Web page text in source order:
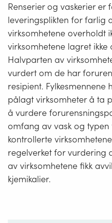
Renserier og vaskerier
leveringsplikten for farlig
virksomhetene overholdt
virksomhetene lagret
Halvparten av
vurdert om de har
resipient. Fylkesmennene
pålagt virksomheter å ta
å vurdere
omfang av vask og
kontrollerte
regelverket for vurdering
av virksomhetene fikk
kjemikalier.